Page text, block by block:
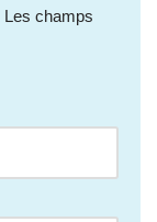
Les champs